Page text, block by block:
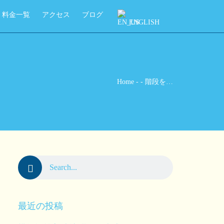
料金一覧 アクセス
ブログ
ENGLISH
Home - - 階段を…
最近の投稿